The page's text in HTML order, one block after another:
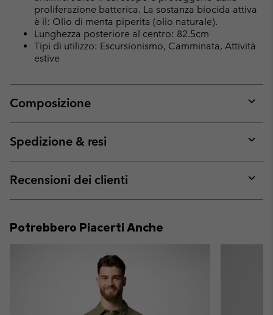
proliferazione batterica. La sostanza biocida attiva
è il: Olio di menta piperita (olio naturale).
Lunghezza posteriore al centro: 82.5cm
Tipi di utilizzo: Escursionismo, Camminata, Attività
estive
Composizione
or
Spedizione & resi
or
Recensioni dei clienti
or
Potrebbero Piacerti Anche